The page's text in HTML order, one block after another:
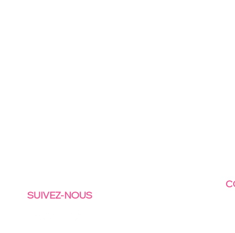
SUIVEZ-NOUS